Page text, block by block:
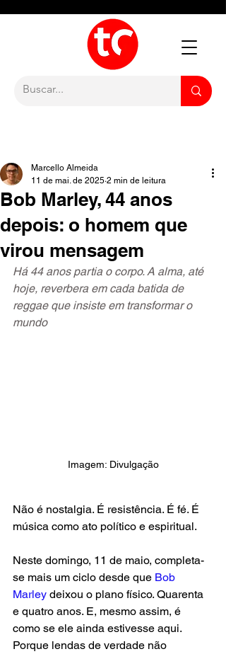
Bob Marley, 44 anos
depois: o homem que
virou mensagem
Marcello Almeida
11 de mai. de 2025 2 min de leitura
Há 44 anos partia o corpo. A alma, até
hoje, reverbera em cada batida de
reggae que insiste em transformar o
mundo
Imagem: Divulgação
Não é nostalgia. É resistência. É fé. É
música como ato político e espiritual.
Neste domingo, 11 de maio, completa-
se mais um ciclo desde que Bob
Marley deixou o plano físico. Quarenta
e quatro anos. E, mesmo assim, é
como se ele ainda estivesse aqui.
Porque lendas de verdade não